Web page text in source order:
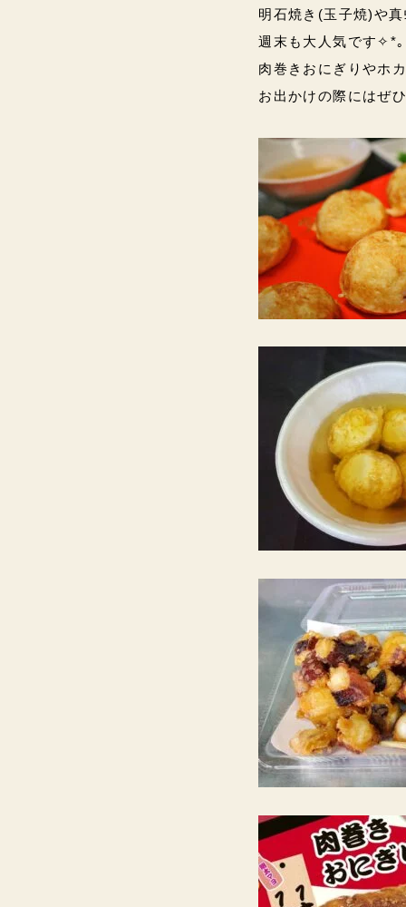
明石焼き(玉子焼)や
週末も大人気です✧*
肉巻きおにぎりやホ
お出かけの際にはぜ